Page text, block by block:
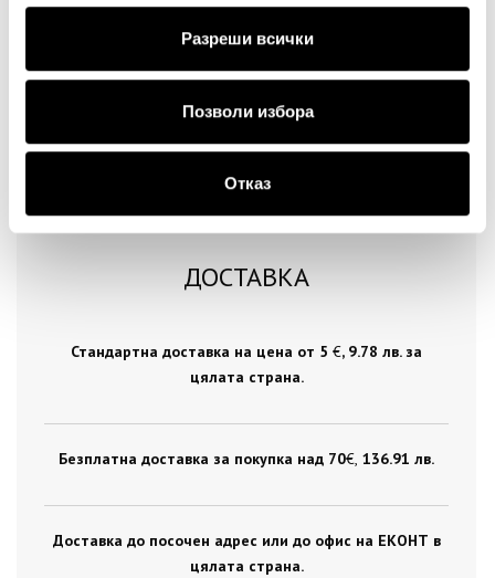
Разреши всички
Позволи избора
Отказ
ДОСТАВКА
Стандартна доставка на цена от 5 €, 9.78 лв. за
цялата страна.
Безплатна доставка за покупка над 70€ , 136.91 лв.
Доставка до посочен адрес или до офис на ЕКОНТ в
цялата страна.